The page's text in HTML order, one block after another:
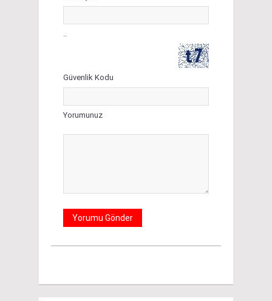
..
Güvenlik Kodu
Yorumunuz